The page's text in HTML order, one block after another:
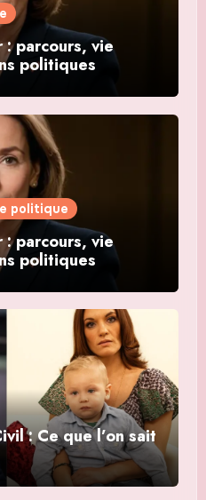
: parcours, vie
politiques
politique
: parcours, vie
politiques
: Ce que l’on sait